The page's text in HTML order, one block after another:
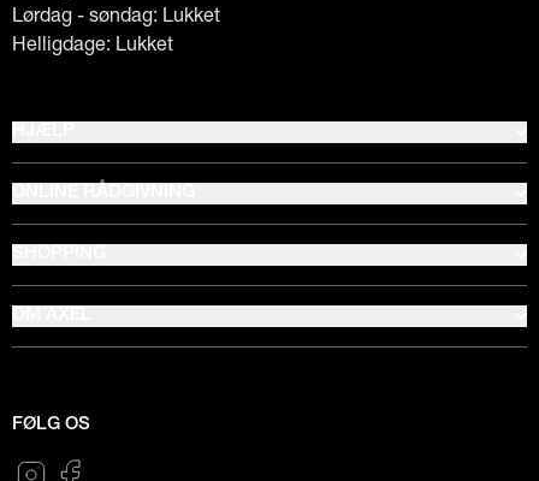
Lørdag - søndag: Lukket
Helligdage: Lukket
FØLG OS